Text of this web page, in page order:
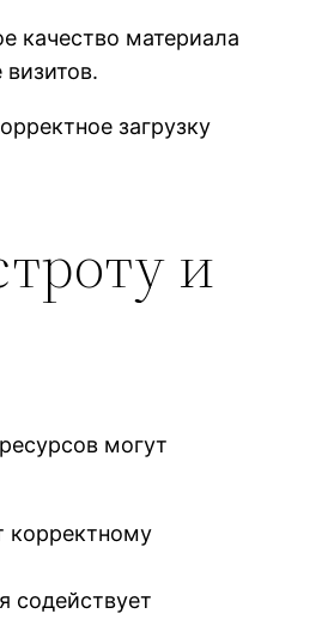
качество материала
загрузку
и
могут
корректному
содействует